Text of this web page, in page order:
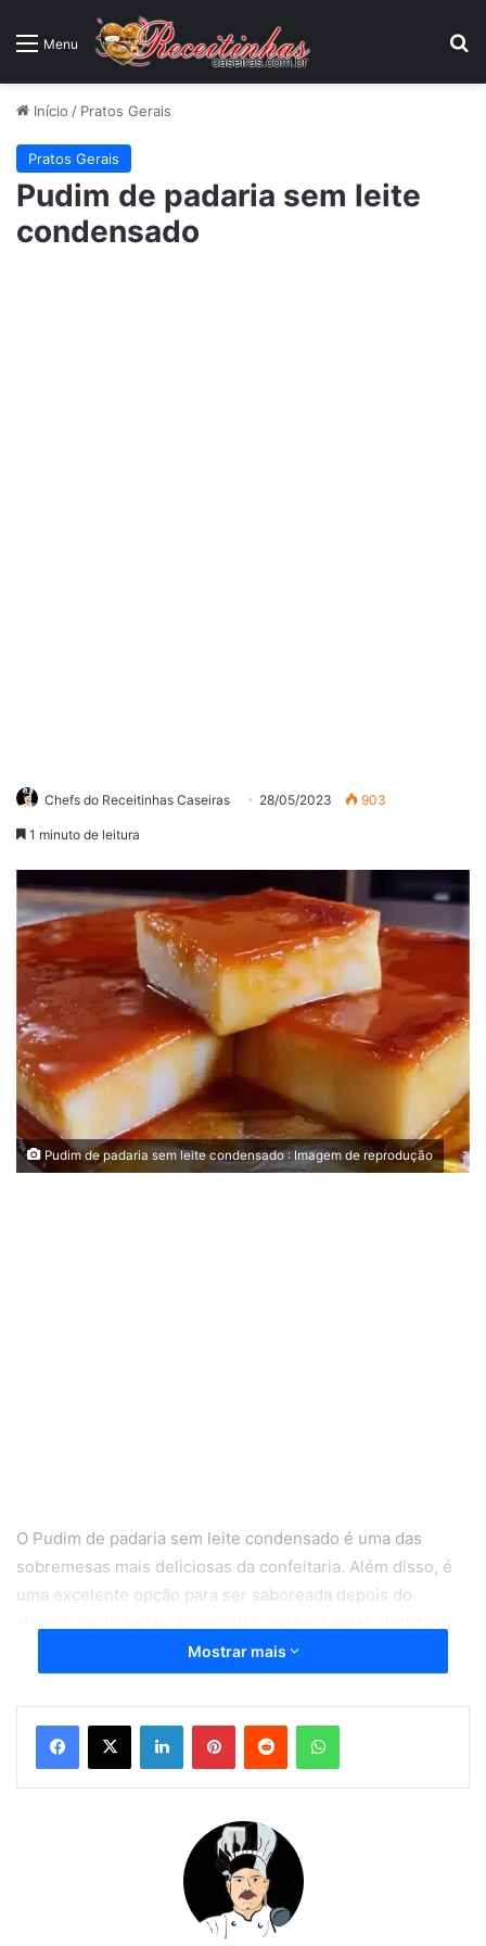
Menu
Início / Pratos Gerais
Pratos Gerais
Pudim de padaria sem leite
condensado
Chefs do Receitinhas Caseiras 28/05/2023 903
1 minuto de leitura
Pudim de padaria sem leite condensado : Imagem de reprodução
O Pudim de padaria sem leite condensado é uma das
sobremesas mais deliciosas da confeitaria. Além disso, é
uma excelente opção para ser saboreada depois do
que preparei para você desta receita de pudim de padaria,
você vai conseguir preparar aí na sua casa esta deliciosa
sobremesa com o pudim de padaria.
Como fazer o pudim de padaria
Como fazer o pudim de padaria sem leite condensado
Ingredientes da receita de pudim de padaria
Mostrar mais
LinkedinPinterestReddit WhatsApp